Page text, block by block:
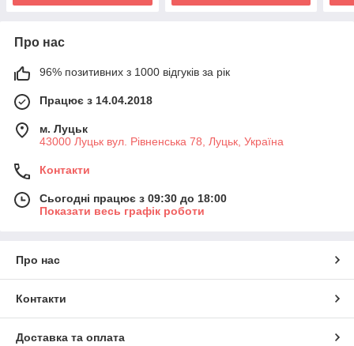
Про нас
96% позитивних з 1000 відгуків за рік
Працює з 14.04.2018
м. Луцьк
43000 Луцьк вул. Рівненська 78, Луцьк, Україна
Контакти
Сьогодні працює з 09:30 до 18:00
Показати весь графік роботи
Про нас
Контакти
Доставка та оплата